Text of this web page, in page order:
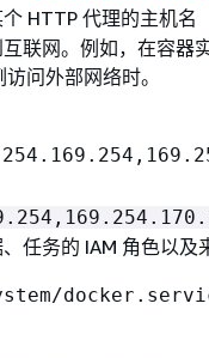
HTTP 代理的主机名
联网。例如，在容器
问外部网络时。
任务的 IAM 角色以及